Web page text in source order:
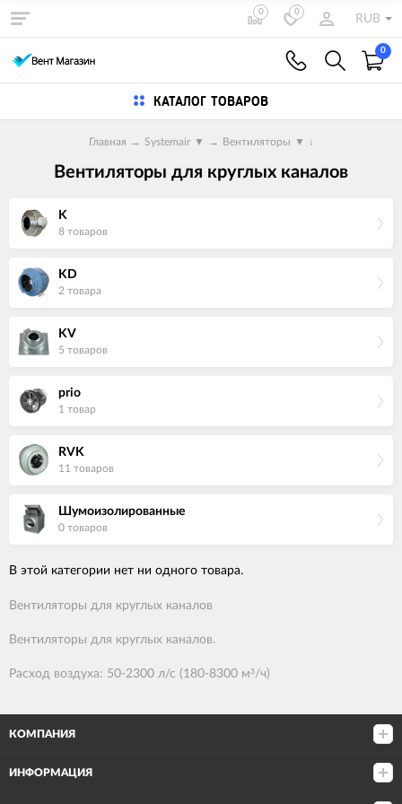
0 0
RUB
0
КАТАЛОГ ТОВАРОВ
Главная → Systemair ▼ → Вентиляторы ▼ ↓
Вентиляторы для круглых каналов
K
8 товаров
KD
2 товара
KV
5 товаров
prio
1 товар
RVK
11 товаров
Шумоизолированные
0 товаров
В этой категории нет ни одного товара.
Вентиляторы для круглых каналов
Вентиляторы для круглых каналов.
Расход воздуха: 50-2300 л/с (180-8300 м³/ч)
КОМПАНИЯ
ИНФОРМАЦИЯ